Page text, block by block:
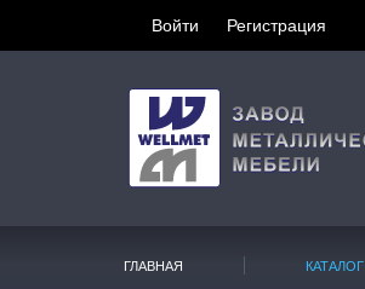
Войти Регистрация
ГЛАВНАЯ КАТАЛОГ